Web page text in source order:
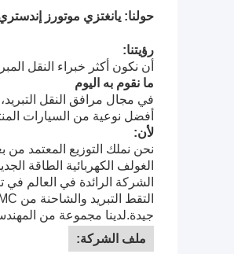
حولنا: يانغتزي موتورز
رؤيتنا:
أن نكون أكثر خبراء النقل
ما نقوم به اليوم
في مجال مرافق النقل
أفضل نوعية من السيارات
لأن:
نحن نملك التوزيع المعتمد من
الغولف الكهربائية الطاقة
الشركة الرائدة في العالم في
جيدة.لدينا مجموعة من
ملف الشركة: